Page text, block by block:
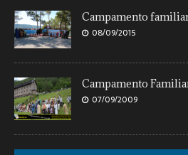
Campamento
08/09/2015
Campamento
07/09/2009